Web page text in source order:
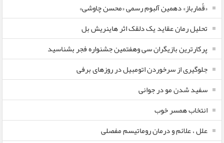
«قُمارباز» دهمین آلبوم رسمی «محسن چاوشی»
تحلیل رمان عقاید یک دلقک اثر هاینریش بل
پرکارترین بازیگران سی وهفتمین جشنواره فجر بشناسید
جلوگیری از سرخوردن اتومبیل در روزهای برفی
سفید شدن مو در جوانی
انتخاب همسر خوب
علل ، علائم و درمان روماتیسم مفصلی